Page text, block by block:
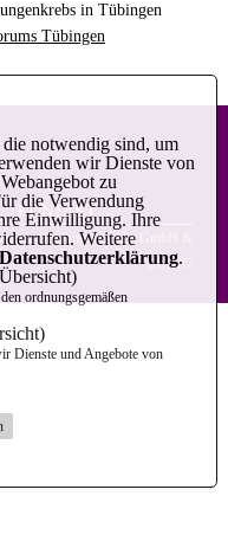
in Tübingen
Tübingen
KONTAKT
Sharkness Media GmbH &
Co. KG
notwendig sind, um
wir Dienste von
zu
die Verwendung
Einwilligung. Ihre
Weitere
Datenschutzerklärung.
Übersicht)
ordnungsgemäßen
)
Dienste und Angebote von